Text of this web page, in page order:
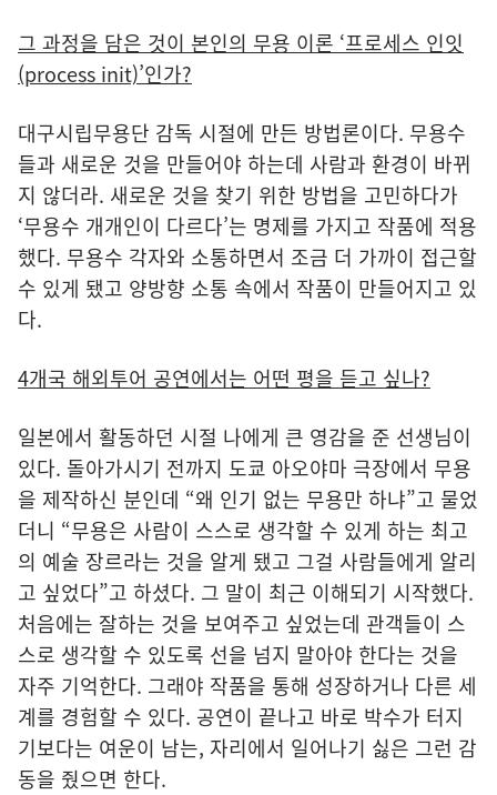
그 과정을 담은 것이 본인의 무용 이론 ‘프로세스 인잇
(process init)’인가?
대구시립무용단 감독 시절에 만든 방법론이다. 무용수
들과 새로운 것을 만들어야 하는데 사람과 환경이 바뀌
지 않더라. 새로운 것을 찾기 위한 방법을 고민하다가
‘무용수 개개인이 다르다’는 명제를 가지고 작품에 적용
했다. 무용수 각자와 소통하면서 조금 더 가까이 접근할
수 있게 됐고 양방향 소통 속에서 작품이 만들어지고 있
다.
4개국 해외투어 공연에서는 어떤 평을 듣고 싶나?
일본에서 활동하던 시절 나에게 큰 영감을 준 선생님이
있다. 돌아가시기 전까지 도쿄 아오야마 극장에서 무용
을 제작하신 분인데 “왜 인기 없는 무용만 하냐”고 물었
더니 “무용은 사람이 스스로 생각할 수 있게 하는 최고
의 예술 장르라는 것을 알게 됐고 그걸 사람들에게 알리
고 싶었다”고 하셨다. 그 말이 최근 이해되기 시작했다.
처음에는 잘하는 것을 보여주고 싶었는데 관객들이 스
스로 생각할 수 있도록 선을 넘지 말아야 한다는 것을
자주 기억한다. 그래야 작품을 통해 성장하거나 다른 세
계를 경험할 수 있다. 공연이 끝나고 바로 박수가 터지
기보다는 여운이 남는, 자리에서 일어나기 싫은 그런 감
동을 줬으면 한다.